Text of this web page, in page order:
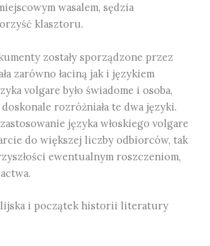
wasalem, sędzia
klasztoru.
zostały sporządzone przez
zarówno łaciną jak i językiem
volgare było świadome i osoba,
rozróżniała te dwa języki.
języka włoskiego volgare
do większej liczby odbiorców, tak
ewentualnym roszczeniom,
i początek historii literatury